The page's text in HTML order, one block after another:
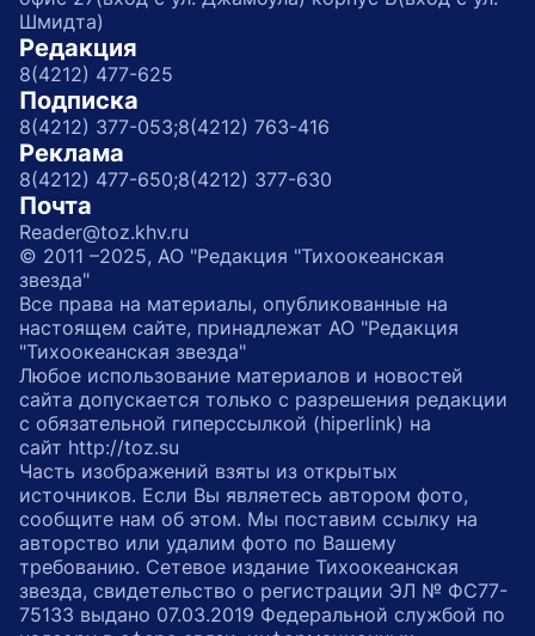
Шмидта)
Редакция
8(4212) 477-625
Подписка
8(4212) 377-053;8(4212) 763-416
Реклама
8(4212) 477-650;8(4212) 377-630
Почта
Reader@toz.khv.ru
© 2011 –2025, АО "Редакция "Тихоокеанская
звезда"
Все права на материалы, опубликованные на
настоящем сайте, принадлежат АО "Редакция
"Тихоокеанская звезда"
Любое использование материалов и новостей
сайта допускается только с разрешения редакции
с обязательной гиперссылкой (hiperlink) на
сайт http://toz.su
Часть изображений взяты из открытых
источников. Если Вы являетесь автором фото,
сообщите нам об этом. Мы поставим ссылку на
авторство или удалим фото по Вашему
требованию. Сетевое издание Тихоокеанская
звезда, свидетельство о регистрации ЭЛ № ФС77-
75133 выдано 07.03.2019 Федеральной службой по